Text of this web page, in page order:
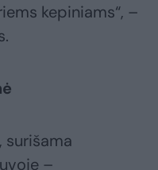
kepiniams“, –
surišama
–